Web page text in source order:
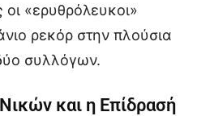
«ερυθρόλευκοι»
ρεκόρ στην πλούσια
συλλόγων.
και η Επίδρασή